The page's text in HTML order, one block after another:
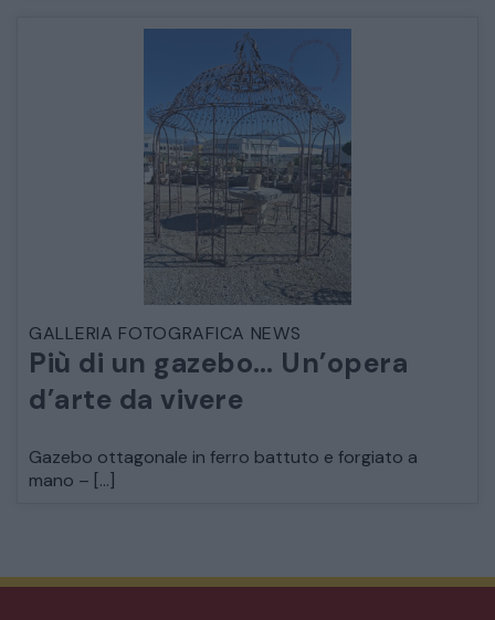
MODERNARIATO
STILI ED ESPOSIZIONE
STRUMENTI MUSICALI
VEICOLI D’EPOCA
GALLERIA FOTOGRAFICA NEWS
Più di un gazebo… Un’opera
d’arte da vivere
Gazebo ottagonale in ferro battuto e forgiato a
mano – […]